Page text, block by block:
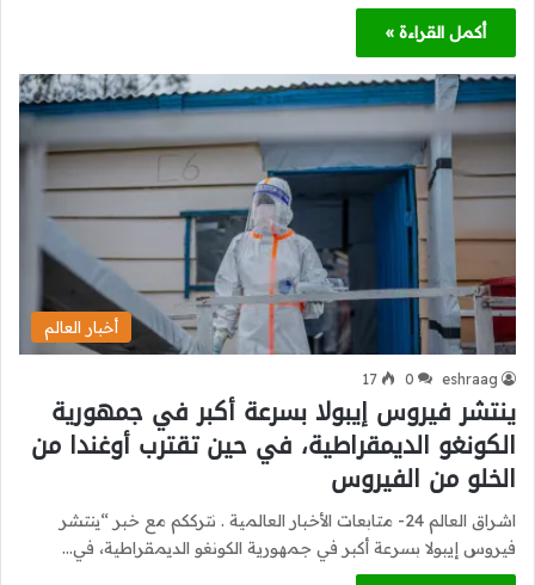
أكمل القراءة »
أخبار العالم
eshraag
0
17
ينتشر فيروس إيبولا بسرعة أكبر في جمهورية
الكونغو الديمقراطية، في حين تقترب أوغندا من
الخلو من الفيروس
اشراق العالم 24- متابعات الأخبار العالمية . نترككم مع خبر “ينتشر
فيروس إيبولا بسرعة أكبر في جمهورية الكونغو الديمقراطية، في…